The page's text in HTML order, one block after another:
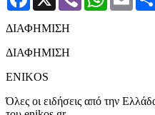
ΔΙΑΦΗΜΙΣΗ
ΔΙΑΦΗΜΙΣΗ
ENIKOS
Όλες οι ειδήσεις από την